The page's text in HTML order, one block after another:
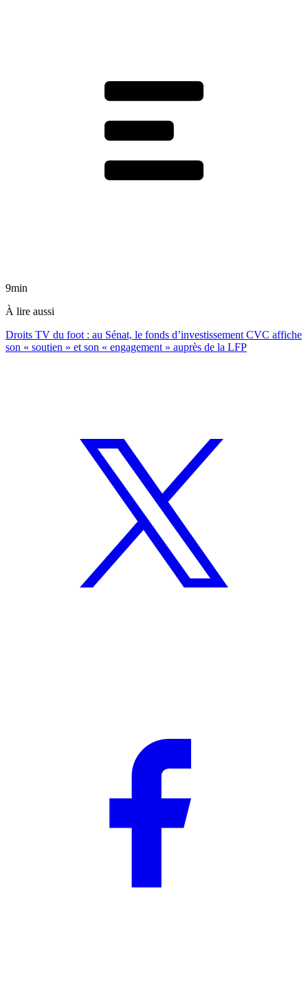
9min
À lire aussi
Droits TV du foot : au Sénat, le fonds d’investissement CVC affiche
son « soutien » et son « engagement » auprès de la LFP